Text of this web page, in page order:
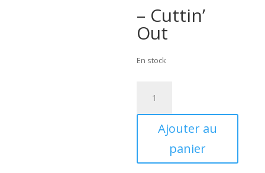
– Cuttin’
Out
En stock
Marc
Ajouter au
panier